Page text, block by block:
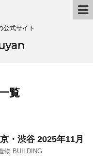
公式サイト
覧
・渋谷 2025年11月
物 BUILDING